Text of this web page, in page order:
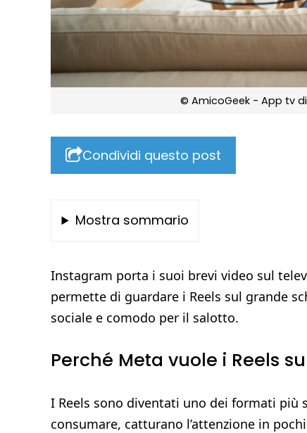
© AmicoGeek - App tv
Condividi questo post
Mostra sommario
Instagram porta i suoi brevi video sul
permette di guardare i Reels sul grande
sociale e comodo per il salotto.
Perché Meta vuole i Reels
I Reels sono diventati uno dei formati più
consumare, catturano l’attenzione in